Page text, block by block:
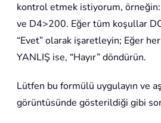
kontrol etmek istiyorum, örneğin:
ve D4>200. Eğer tüm koşullar
“Evet” olarak işaretleyin; Eğer
YANLIŞ ise, “Hayır” döndürün.
Lütfen bu formülü uygulayın ve
görüntüsünde gösterildiği gibi